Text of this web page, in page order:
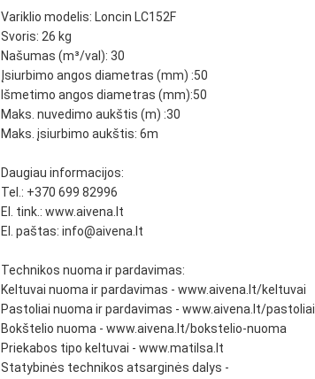
Variklio modelis: Loncin LC152F
Svoris: 26 kg
Našumas (m³/val): 30
Įsiurbimo angos diametras (mm) :50
Išmetimo angos diametras (mm):50
Maks. nuvedimo aukštis (m) :30
Maks. įsiurbimo aukštis: 6m
Daugiau informacijos:
Tel.: +370 699 82996
El. tink.: www.aivena.lt
El. paštas: info@aivena.lt
Technikos nuoma ir pardavimas:
Keltuvai nuoma ir pardavimas - www.aivena.lt/keltuvai
Pastoliai nuoma ir pardavimas - www.aivena.lt/pastoliai
Bokštelio nuoma - www.aivena.lt/bokstelio-nuoma
Priekabos tipo keltuvai - www.matilsa.lt
Statybinės technikos atsarginės dalys -